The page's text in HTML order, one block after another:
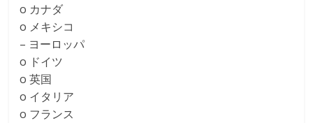
o カナダ
o メキシコ
– ヨーロッパ
o ドイツ
o 英国
o イタリア
o フランス